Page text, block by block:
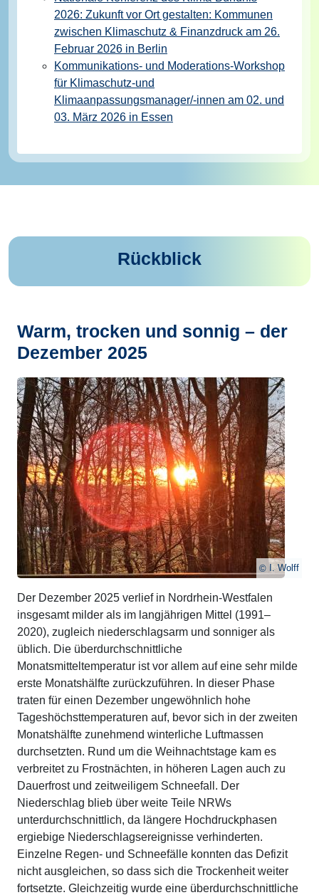
2026: Zukunft vor Ort gestalten: Kommunen
zwischen Klimaschutz & Finanzdruck am 26.
Februar 2026 in Berlin
Kommunikations- und Moderations-Workshop
für Klimaschutz-und
Klimaanpassungsmanager/-innen am 02. und
03. März 2026 in Essen
Rückblick
Warm, trocken und sonnig – der
Dezember 2025
I. Wolff
Der Dezember 2025 verlief in Nordrhein-Westfalen
insgesamt milder als im langjährigen Mittel (1991–
2020), zugleich niederschlagsarm und sonniger als
üblich. Die überdurchschnittliche
Monatsmitteltemperatur ist vor allem auf eine sehr milde
erste Monatshälfte zurückzuführen. In dieser Phase
traten für einen Dezember ungewöhnlich hohe
Tageshöchsttemperaturen auf, bevor sich in der zweiten
Monatshälfte zunehmend winterliche Luftmassen
durchsetzten. Rund um die Weihnachtstage kam es
verbreitet zu Frostnächten, in höheren Lagen auch zu
Dauerfrost und zeitweiligem Schneefall. Der
Niederschlag blieb über weite Teile NRWs
unterdurchschnittlich, da längere Hochdruckphasen
ergiebige Niederschlagsereignisse verhinderten.
Einzelne Regen- und Schneefälle konnten das Defizit
nicht ausgleichen, so dass sich die Trockenheit weiter
fortsetzte. Gleichzeitig wurde eine überdurchschnittliche